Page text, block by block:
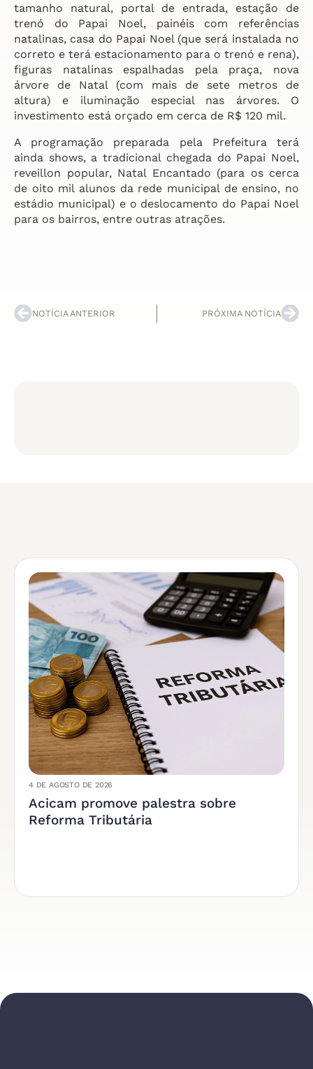
tamanho natural, portal de entrada, estação de
trenó do Papai Noel, painéis com referências
natalinas, casa do Papai Noel (que será instalada no
correto e terá estacionamento para o trenó e rena),
figuras natalinas espalhadas pela praça, nova
árvore de Natal (com mais de sete metros de
altura) e iluminação especial nas árvores. O
investimento está orçado em cerca de R$ 120 mil.
A programação preparada pela Prefeitura terá
ainda shows, a tradicional chegada do Papai Noel,
reveillon popular, Natal Encantado (para os cerca
de oito mil alunos da rede municipal de ensino, no
estádio municipal) e o deslocamento do Papai Noel
para os bairros, entre outras atrações.
NOTÍCIA ANTERIOR PRÓXIMA NOTÍCIA
4 DE AGOSTO DE 2026
Acicam promove palestra sobre
Reforma Tributária